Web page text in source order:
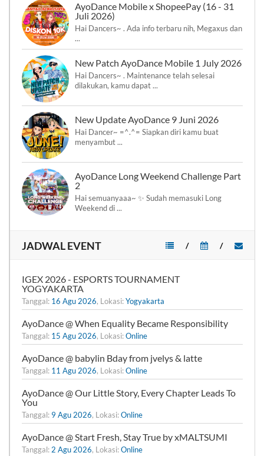
AyoDance Mobile x ShopeePay (16 - 31
Juli 2026)
Hai Dancers~ . Ada info terbaru nih, Megaxus dan
...
New Patch AyoDance Mobile 1 July 2026
Hai Dancers~ . Maintenance telah selesai
dilakukan, kamu dapat ...
New Update AyoDance 9 Juni 2026
Hai Dancer~ =^.^= Siapkan diri kamu buat
menyambut ...
AyoDance Long Weekend Challenge Part
2
Hai semuanyaaa~ ✨ Sudah memasuki Long
Weekend di ...
JADWAL EVENT /
/
IGEX 2026 - ESPORTS TOURNAMENT
YOGYAKARTA
Tanggal: 16 Agu 2026, Lokasi:Yogyakarta
AyoDance @ When Equality Became Responsibility
Tanggal: 15 Agu 2026, Lokasi:Online
AyoDance @ babylin Bday from jvelys & latte
Tanggal: 11 Agu 2026, Lokasi:Online
AyoDance @ Our Little Story, Every Chapter Leads To
You
Tanggal: 9 Agu 2026, Lokasi:Online
AyoDance @ Start Fresh, Stay True by xMALTSUMI
Tanggal: 2 Agu 2026, Lokasi:Online